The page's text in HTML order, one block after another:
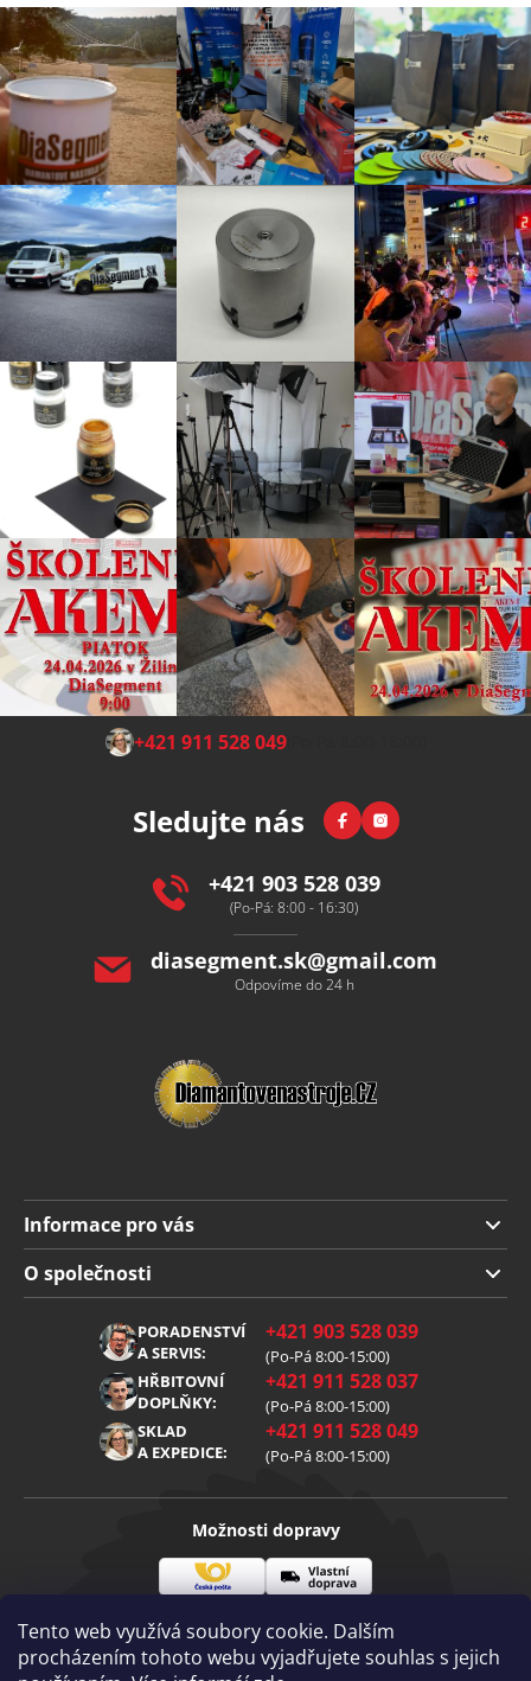
Tento web využívá soubory cookie. Dalším
procházením tohoto webu vyjadřujete souhlas s jejich
Z +421 911 528 049(Po-Pá 8:00-15:00)
Sledujte nás FacebookInstagram
+421 903 528 039
(Po-Pá: 8:00 - 16:30)
diasegment.sk@gmail.com
Odpovíme do 24 h
Informace pro vás
Doprava a platba
Obchodní podmínky
Reklamace
Zpracování osobních údajů
O společnosti
PORADENSTVÍ
A SERVIS:
+421 903 528 039
(Po-Pá 8:00-15:00)
HŘBITOVNÍ
DOPLŇKY:
+421 911 528 037
(Po-Pá 8:00-15:00)
SKLAD
A EXPEDICE:
+421 911 528 049
(Po-Pá 8:00-15:00)
Možnosti dopravy
pošta
doprava